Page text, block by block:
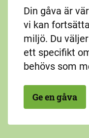
Din gåva är
vi kan
miljö. Du
ett specifikt
behövs som
Ge en gåva